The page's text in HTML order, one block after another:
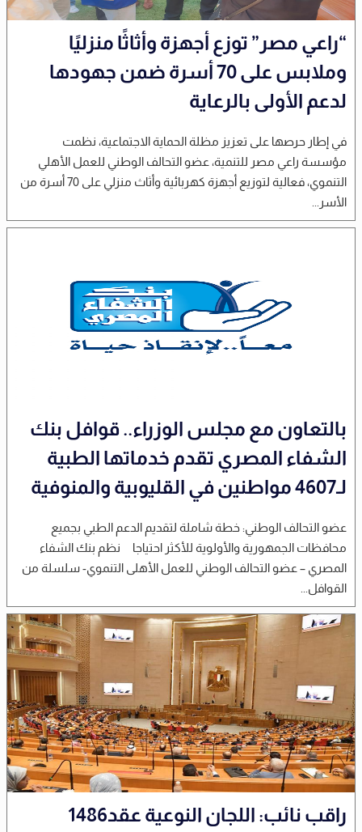
“راعي مصر” توزع أجهزة وأثاثًا منزليًا
وملابس على 70 أسرة ضمن جهودها
لدعم الأولى بالرعاية
في إطار حرصها على تعزيز مظلة الحماية الاجتماعية، نظمت
مؤسسة راعي مصر للتنمية، عضو التحالف الوطني للعمل الأهلي
التنموي، فعالية لتوزيع أجهزة كهربائية وأثاث منزلي على 70 أسرة من
الأسر...
بالتعاون مع مجلس الوزراء.. قوافل بنك
الشفاء المصري تقدم خدماتها الطبية
لـ4607 مواطنين في القليوبية والمنوفية
عضو التحالف الوطني: خطة شاملة لتقديم الدعم الطبي بجميع
محافظات الجمهورية والأولوية للأكثر احتياجا نظم بنك الشفاء
المصري – عضو التحالف الوطني للعمل الأهلى التنموي- سلسلة من
القوافل...
راقب نائب: اللجان النوعية عقد1486